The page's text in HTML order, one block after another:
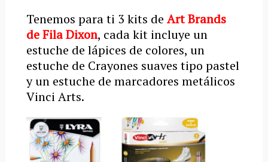
Tenemos para ti 3 kits de Art Brands
de Fila Dixon, cada kit incluye un
estuche de lápices de colores, un
estuche de Crayones suaves tipo pastel
y un estuche de marcadores metálicos
Vinci Arts.